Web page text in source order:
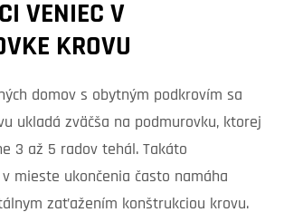
VENIEC V
KROVU
domov s obytným podkrovím sa
ukladá zväčša na podmurovku, ktorej
3 až 5 radov tehál. Takáto
mieste ukončenia často namáha
zaťažením konštrukciou krovu.